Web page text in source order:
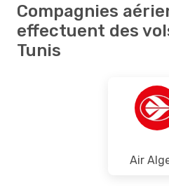
Compagnies
effectuent des
Tunis
Air